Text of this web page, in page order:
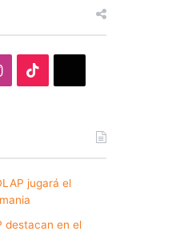
Instagram
jugará el
destacan en el